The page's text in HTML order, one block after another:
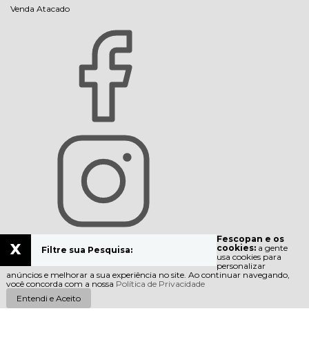
Venda Atacado
x Filtre sua Pesquisa:
Fescopan e os
cookies:a gente
usa cookies para
personalizar
anúncios e melhorar a sua experiência no site. Ao continuar navegando,
você concorda com a nossa Política de Privacidade
Entendi e Aceito